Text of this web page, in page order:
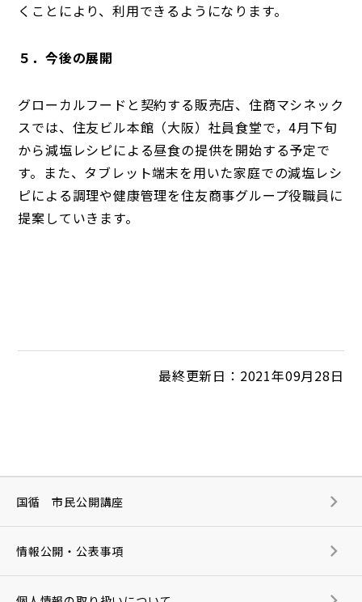
くことにより、利用できるようになります。
５．今後の展開
グローカルフードと契約する販売店、住商マシネック
スでは、住友ビル本館（大阪）社員食堂で，4月下旬
から減塩レシピによる昼食の提供を開始する予定で
す。また、タブレット端末を用いた家庭での減塩レシ
ピによる調理や健康管理を住友商事グループ役職員に
提案していきます。
最終更新日：2021年09月28日
国循 市民公開講座
情報公開・公表事項